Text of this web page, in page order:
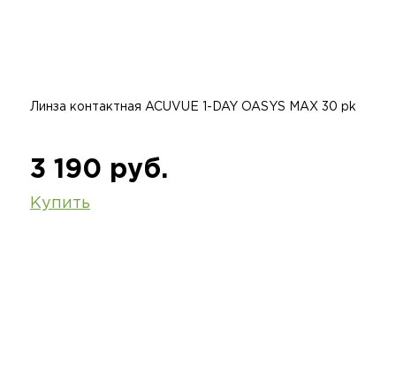
Линза контактная ACUVUE 1-DAY OASYS MAX 30 pk
3 190 руб.
Купить